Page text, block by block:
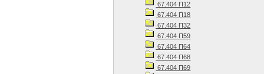
67.404 П12
67.404 П18
67.404 П32
67.404 П59
67.404 П64
67.404 П68
67.404 П69